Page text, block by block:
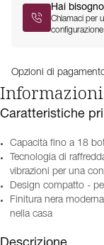
Hai
Chiamaci per
Opzioni di
Caratteristiche
Capacità fino a 18
Tecnologia di
vibrazioni per una
Design compatto -
Finitura nera
nella casa